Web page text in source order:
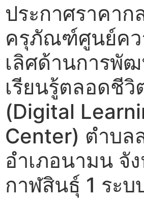
ประกาศราคาก
ครุภัณฑ์ศูนย์คว
เลิศด้านการพั
เรียนรู้ตลอดชีวิ
(Digital
Center) ตำบล
อำเภอนามน จั
กาฬสินธุ์ 1 ระบ